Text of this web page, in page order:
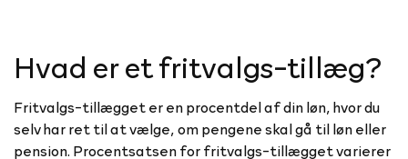
Hvad er et fritvalgs-tillæg?
Fritvalgs-tillægget er en procentdel af din løn, hvor du
selv har ret til at vælge, om pengene skal gå til løn eller
pension. Procentsatsen for fritvalgs-tillægget varierer